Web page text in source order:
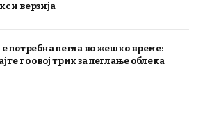
верзија
е потребна пегла во жешко време:
го овој трик за пеглање облека